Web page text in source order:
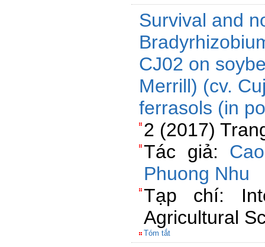
Survival and
CJ02 on
Merrill) (cv.
ferrasols (in
2 (2017)
Tác giả:
Phuong Nhu
Tạp chí:
Agricultural
Tóm tắt